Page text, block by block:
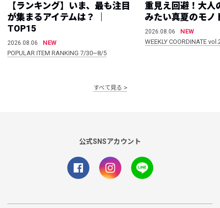
【ランキング】いま、最も注目
が集まるアイテムは？ ｜
TOP15
2026.08.06
NEW
POPULAR ITEM RANKING 7/30~8/5
重見え回避！大人
みたい真夏のモノ
2026.08.06
NEW
WEEKLY COORDINATE
すべて見る
公式SNSアカウント